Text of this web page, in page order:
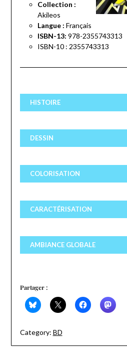
Collection :
Akileos
Langue : Français
ISBN-13: 978-2355743313
ISBN-10 : 2355743313
HISTOIRE
DESSIN
COLORISATION
CARACTÉRISATION
AMBIANCE GLOBALE
Partager :
Category: BD